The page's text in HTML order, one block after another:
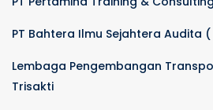
PT Bahtera Ilmu Sejahtera Audita (
Lembaga Pengembangan
Trisakti